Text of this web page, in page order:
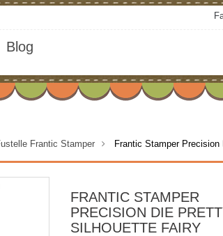
Blog
Frantic Stamper > Frantic Stamper
FRANTIC STAMPER
PRECISION DIE
SILHOUETTE FAIRY